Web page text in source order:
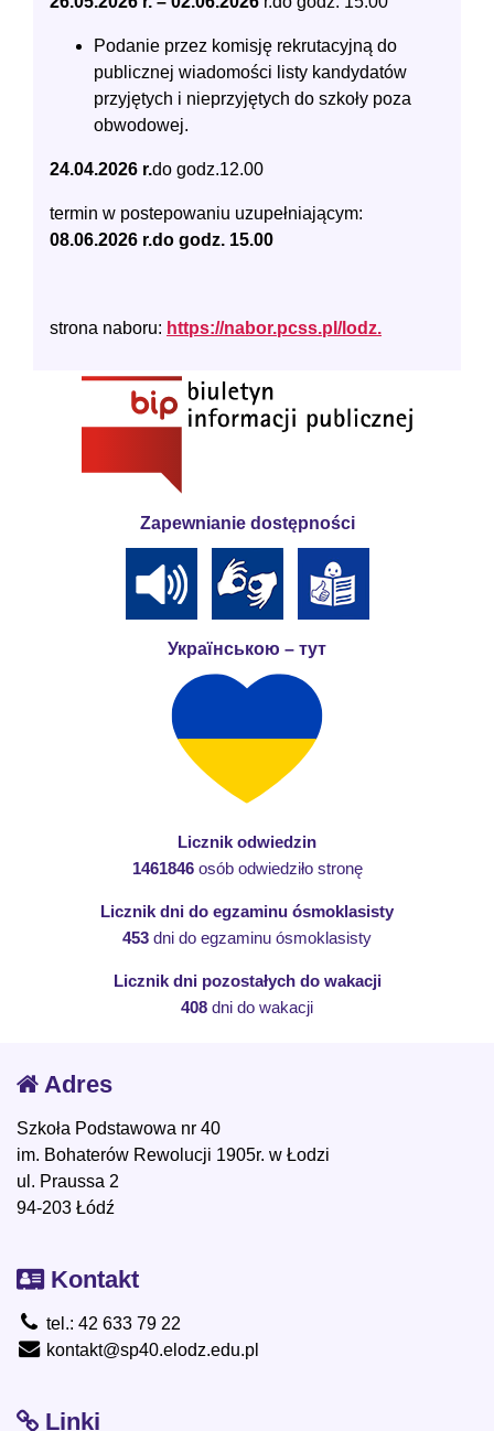
Podanie przez komisję rekrutacyjną do
publicznej wiadomości listy kandydatów
przyjętych i nieprzyjętych do szkoły poza
obwodowej.
24.04.2026 r.do godz.12.00
termin w postepowaniu uzupełniającym:
08.06.2026 r.do godz. 15.00
strona naboru: https://nabor.pcss.pl/lodz.
Zapewnianie dostępności
Українською – тут
Licznik odwiedzin
1461846osób odwiedziło stronę
Licznik dni do egzaminu ósmoklasisty
453 dni do egzaminu ósmoklasisty
Licznik dni pozostałych do wakacji
408 dni do wakacji
Adres
Szkoła Podstawowa nr 40
im. Bohaterów Rewolucji 1905r. w Łodzi
ul. Praussa 2
94-203 Łódź
Kontakt
tel.: 42 633 79 22
kontakt@sp40.elodz.edu.pl
Linki